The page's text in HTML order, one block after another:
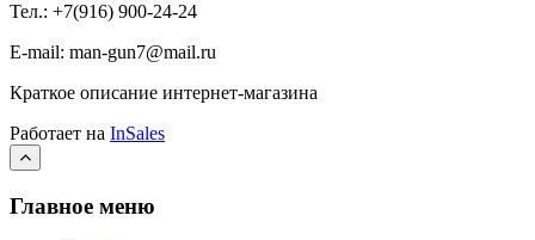
Тел.: +7(916) 900-24-24
E-mail: man-gun7@mail.ru
Краткое описание интернет-магазина
Работает на InSales
Главное меню